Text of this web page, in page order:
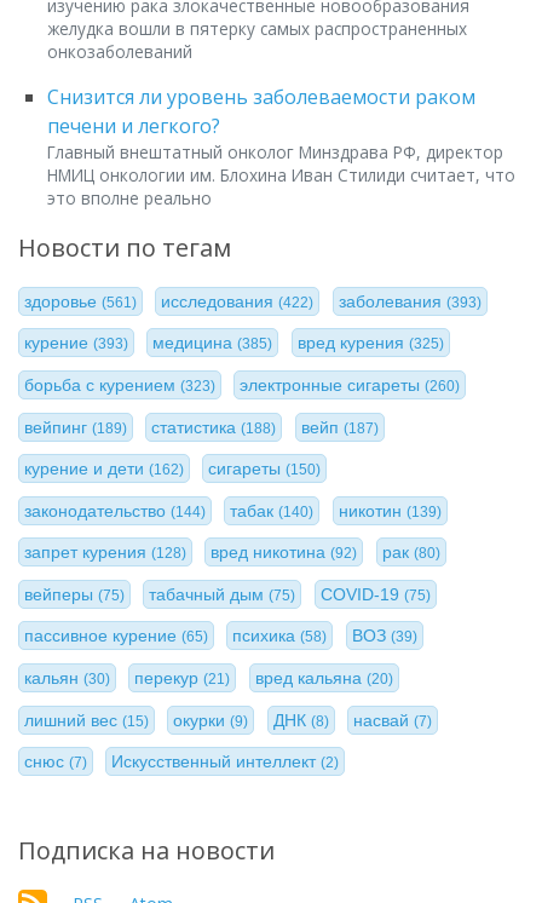
изучению рака злокачественные новообразования
желудка вошли в пятерку самых распространенных
онкозаболеваний
Снизится ли уровень заболеваемости раком
печени и легкого?
Главный внештатный онколог Минздрава РФ, директор
НМИЦ онкологии им. Блохина Иван Стилиди считает, что
это вполне реально
Новости по тегам
здоровье (561) исследования(422) заболевания (393)
курение (393) медицина(385) вред курения (325)
борьба с курением (323) электронные сигареты(260)
вейпинг (189) статистика(188) вейп (187)
курение и дети (162) сигареты(150)
законодательство (144) табак(140) никотин (139)
запрет курения (128) вред никотина(92) рак (80)
вейперы (75) табачный дым(75) COVID-19 (75)
пассивное курение (65) психика(58) ВОЗ (39)
кальян (30) перекур(21) вред кальяна (20)
лишний вес (15) окурки(9) ДНК (8) насвай(7)
снюс (7) Искусственный интеллект(2)
Подписка на новости